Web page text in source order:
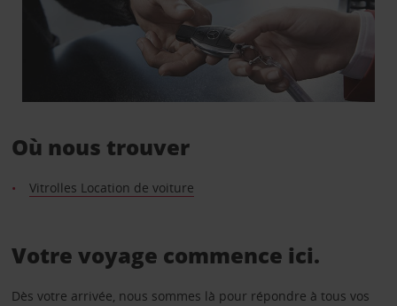
Où nous trouver
Vitrolles Location de voiture
Votre voyage commence ici.
Dès votre arrivée, nous sommes là pour répondre à tous vos